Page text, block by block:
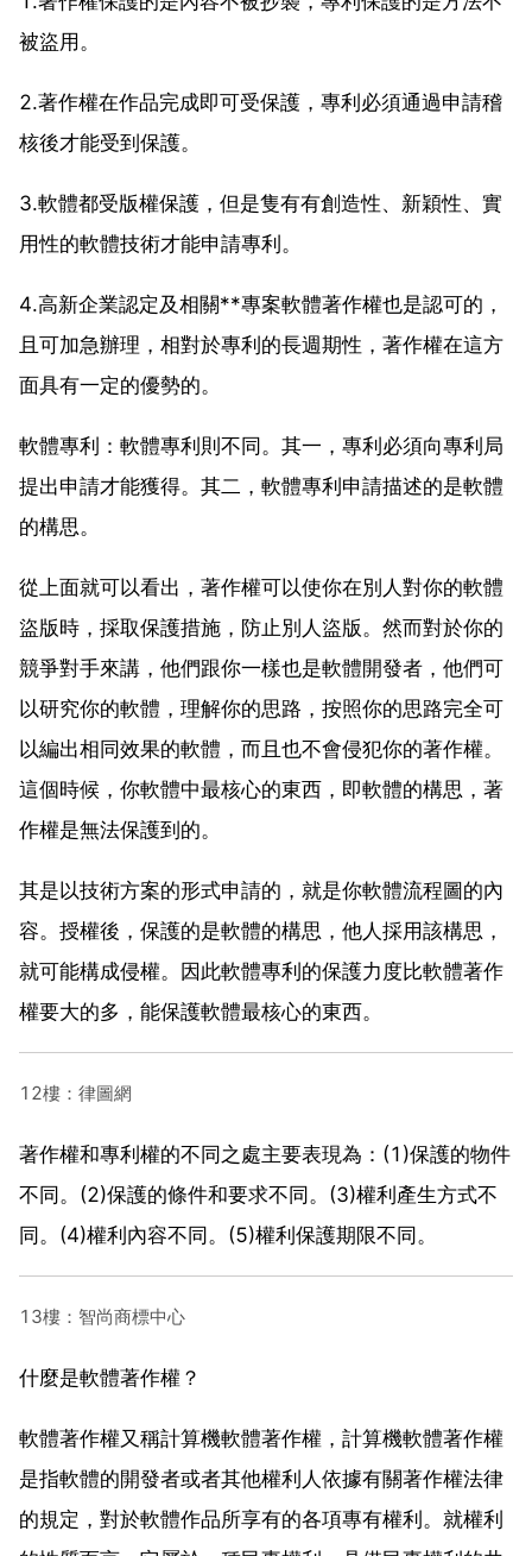
被盜用。
2.著作權在作品完成即可受保護，專利必須通過申請稽
核後才能受到保護。
3.軟體都受版權保護，但是隻有有創造性、新穎性、實
用性的軟體技術才能申請專利。
4.高新企業認定及相關**專案軟體著作權也是認可的，
且可加急辦理，相對於專利的長週期性，著作權在這方
面具有一定的優勢的。
軟體專利：軟體專利則不同。其一，專利必須向專利局
提出申請才能獲得。其二，軟體專利申請描述的是軟體
的構思。
從上面就可以看出，著作權可以使你在別人對你的軟體
盜版時，採取保護措施，防止別人盜版。然而對於你的
競爭對手來講，他們跟你一樣也是軟體開發者，他們可
以研究你的軟體，理解你的思路，按照你的思路完全可
以編出相同效果的軟體，而且也不會侵犯你的著作權。
這個時候，你軟體中最核心的東西，即軟體的構思，著
作權是無法保護到的。
其是以技術方案的形式申請的，就是你軟體流程圖的內
容。授權後，保護的是軟體的構思，他人採用該構思，
就可能構成侵權。因此軟體專利的保護力度比軟體著作
權要大的多，能保護軟體最核心的東西。
12樓：律圖網
著作權和專利權的不同之處主要表現為：(1)保護的物件
不同。(2)保護的條件和要求不同。(3)權利產生方式不
同。(4)權利內容不同。(5)權利保護期限不同。
13樓：智尚商標中心
什麼是軟體著作權？
軟體著作權又稱計算機軟體著作權，計算機軟體著作權
是指軟體的開發者或者其他權利人依據有關著作權法律
的規定，對於軟體作品所享有的各項專有權利。就權利